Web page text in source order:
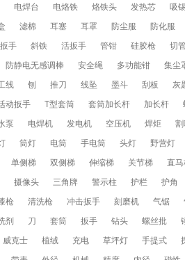
电焊台 电烙铁 烙铁头 发热芯
吸
滤棉 耳塞 耳罩 防尘服
防化服
手 斜铁 活扳手 管钳 硅胶枪
切
防静电无感调棒 安全绳 多功能钳
集尘
线 刨 推刀 线坠 墨斗 刮板
灰
动扳手 T型套筒 套筒加长杆 加长杆
泵 电焊机 发电机 空压机 焊炬
筒灯 电筒 手电筒 头灯
野营灯
单侧梯 双侧梯 伸缩梯 关节梯
直
摄像头 三角牌 警示柱 护栏
护角
枪 清洗枪 冲击扳手 刻磨机 气锯
剂 刀 套筒 扳手 钻头 螺丝批
威克士 植绒 充电 草坪灯 手提式